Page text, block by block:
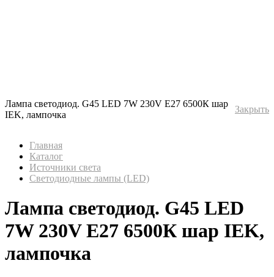
Лампа светодиод. G45 LED 7W 230V E27 6500К шар
IEK, лампочка
Закрыть
Главная
Каталог
Источники света
Светодиодные лампы (LED)
Лампа светодиод. G45 LED
7W 230V E27 6500К шар IEK,
лампочка